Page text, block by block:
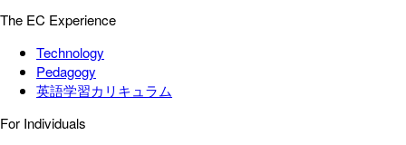
The EC Experience
Technology
Pedagogy
英語学習カリキュラム
For Individuals